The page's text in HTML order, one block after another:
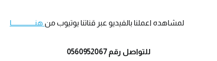
لمشاهده اعملنا بالفيديو عبر قناتنا يوتيوب من هنــــــــــــــــا
للتواصل رقم 0560952067